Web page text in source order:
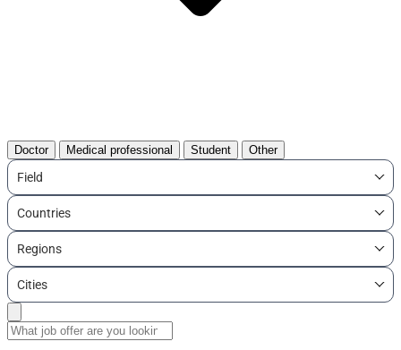
Doctor Medical professional Student Other
Field
Countries
Regions
Cities